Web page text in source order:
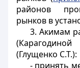
районов
рынков в
3. Акимам
(Глущенко С.Т.):
- принять